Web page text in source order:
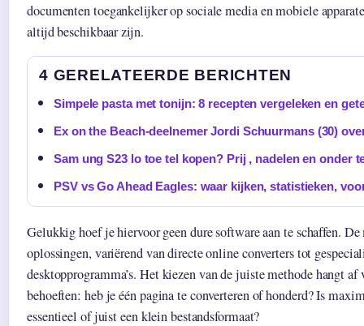
documenten toegankelijker op sociale media en mobiele
altijd beschikbaar zijn.
4 GERELATEERDE BERICHTEN
Simpele pasta met tonijn: 8 recepten vergeleken en
Ex on the Beach-deelnemer Jordi Schuurmans (30)
Sam ung S23 lo toe tel kopen? Prij , nadelen en onder
PSV vs Go Ahead Eagles: waar kijken, statistieken,
Gelukkig hoef je hiervoor geen dure software aan te schaffen.
oplossingen, variërend van directe online converters tot
desktopprogramma’s. Het kiezen van de juiste methode hangt af
behoeften: heb je één pagina te converteren of honderd? Is
essentieel of juist een klein bestandsformaat?